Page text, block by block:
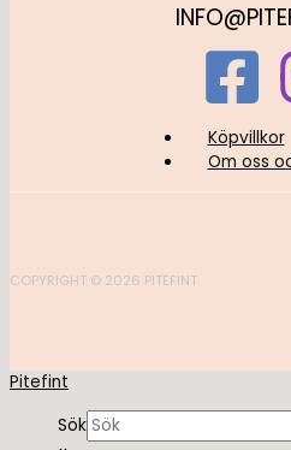
Köpvillkor
Om oss
COPYRIGHT © 2026 PITEFINT
Pitefint
Sök